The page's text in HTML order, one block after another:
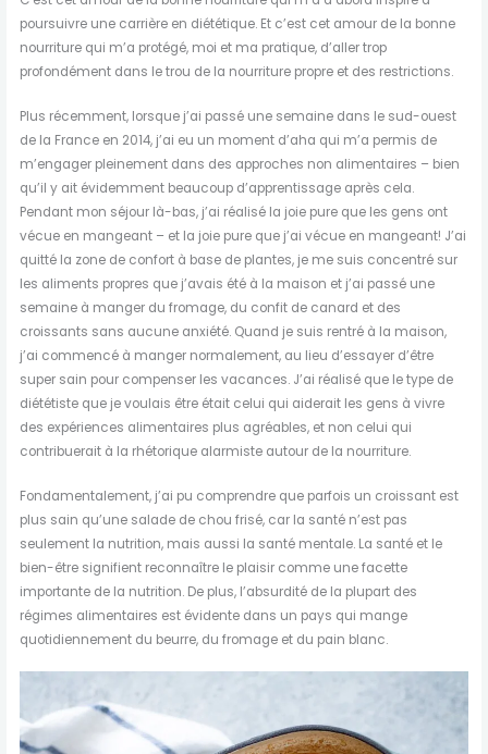
poursuivre une carrière en diététique. Et c’est cet amour de la bonne
nourriture qui m’a protégé, moi et ma pratique, d’aller trop
profondément dans le trou de la nourriture propre et des restrictions.
Plus récemment, lorsque j’ai passé une semaine dans le sud-ouest
de la France en 2014, j’ai eu un moment d’aha qui m’a permis de
m’engager pleinement dans des approches non alimentaires – bien
qu’il y ait évidemment beaucoup d’apprentissage après cela.
Pendant mon séjour là-bas, j’ai réalisé la joie pure que les gens ont
vécue en mangeant – et la joie pure que j’ai vécue en mangeant! J’ai
quitté la zone de confort à base de plantes, je me suis concentré sur
les aliments propres que j’avais été à la maison et j’ai passé une
semaine à manger du fromage, du confit de canard et des
croissants sans aucune anxiété. Quand je suis rentré à la maison,
j’ai commencé à manger normalement, au lieu d’essayer d’être
super sain pour compenser les vacances. J’ai réalisé que le type de
diététiste que je voulais être était celui qui aiderait les gens à vivre
des expériences alimentaires plus agréables, et non celui qui
contribuerait à la rhétorique alarmiste autour de la nourriture.
Fondamentalement, j’ai pu comprendre que parfois un croissant est
plus sain qu’une salade de chou frisé, car la santé n’est pas
seulement la nutrition, mais aussi la santé mentale. La santé et le
bien-être signifient reconnaître le plaisir comme une facette
importante de la nutrition. De plus, l’absurdité de la plupart des
régimes alimentaires est évidente dans un pays qui mange
quotidiennement du beurre, du fromage et du pain blanc.